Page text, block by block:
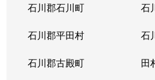
石川郡石川町 石
石川郡平田村 石
石川郡古殿町 田